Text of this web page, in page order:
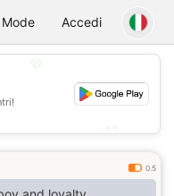
Mode Accedi
0.5